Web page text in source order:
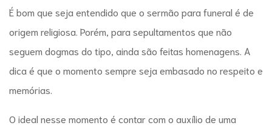
É bom que seja entendido que o sermão para funeral é de
origem religiosa. Porém, para sepultamentos que não
seguem dogmas do tipo, ainda são feitas homenagens. A
dica é que o momento sempre seja embasado no respeito e
memórias.
O ideal nesse momento é contar com o auxílio de uma